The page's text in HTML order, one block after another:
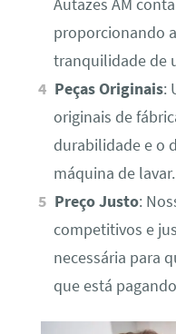
Autazes AM
proporcionando
tranquilidade de
Peças Originais:
originais de
durabilidade e o
máquina de lavar.
Preço Justo:
competitivos e
necessária para
que está